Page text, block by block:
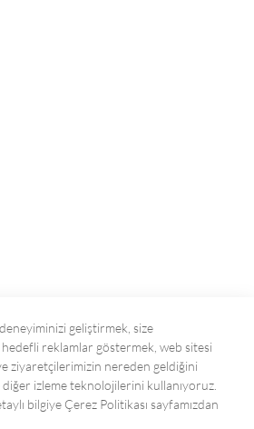
geliştirmek, size
reklamlar göstermek, web sitesi
ziyaretçilerimizin nereden geldiğini
izleme teknolojilerini kullanıyoruz.
bilgiye Çerez Politikası sayfamızdan